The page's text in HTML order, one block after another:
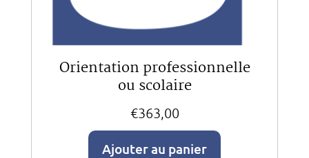
Orientation professionnelle
ou scolaire
€363,00
Ajouter au panier